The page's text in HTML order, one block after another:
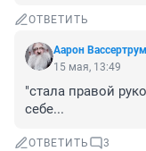
ОТВЕТИТЬ
Аарон Вассертрум
15 мая, 13:49
"стала правой
себе...
ОТВЕТИТЬ 3